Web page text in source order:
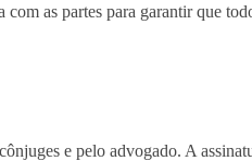
as partes para garantir que
e pelo advogado. A